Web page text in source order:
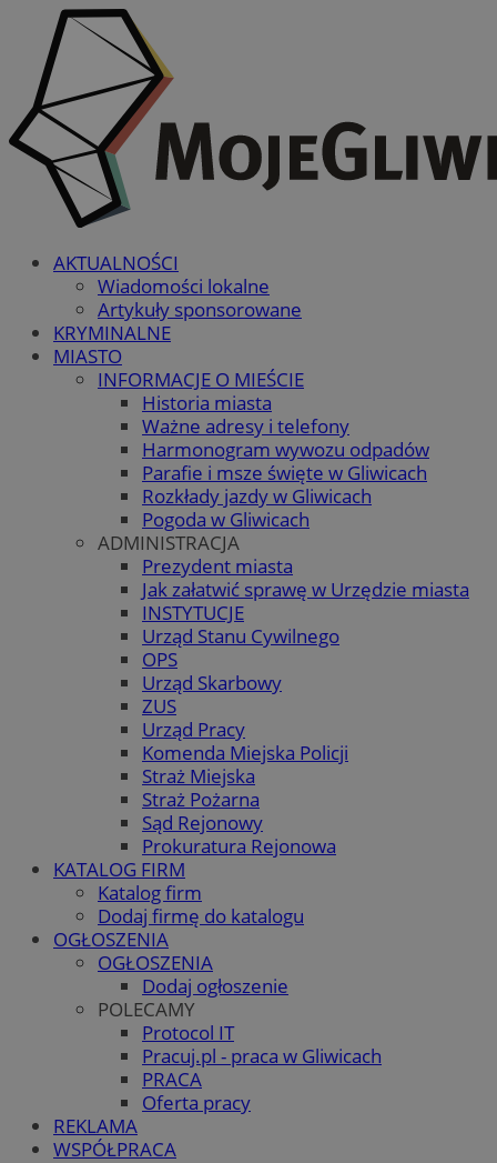
AKTUALNOŚCI
Wiadomości lokalne
Artykuły sponsorowane
KRYMINALNE
MIASTO
INFORMACJE O MIEŚCIE
Historia miasta
Ważne adresy i telefony
Harmonogram wywozu odpadów
Parafie i msze święte w Gliwicach
Rozkłady jazdy w Gliwicach
Pogoda w Gliwicach
ADMINISTRACJA
Prezydent miasta
Jak załatwić sprawę w Urzędzie miasta
INSTYTUCJE
Urząd Stanu Cywilnego
OPS
Urząd Skarbowy
ZUS
Urząd Pracy
Komenda Miejska Policji
Straż Miejska
Straż Pożarna
Sąd Rejonowy
Prokuratura Rejonowa
KATALOG FIRM
Katalog firm
Dodaj firmę do katalogu
OGŁOSZENIA
OGŁOSZENIA
Dodaj ogłoszenie
POLECAMY
Protocol IT
Pracuj.pl - praca w Gliwicach
PRACA
Oferta pracy
REKLAMA
WSPÓŁPRACA